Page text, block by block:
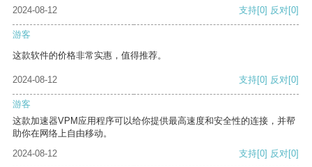
2024-08-12 支持[0] 反对[0]
游客
这款软件的价格非常实惠，值得推荐。
2024-08-12 支持[0] 反对[0]
游客
这款加速器VPM应用程序可以给你提供最高速度和安全性的连接，并帮
助你在网络上自由移动。
2024-08-12
支持[0] 反对[0]